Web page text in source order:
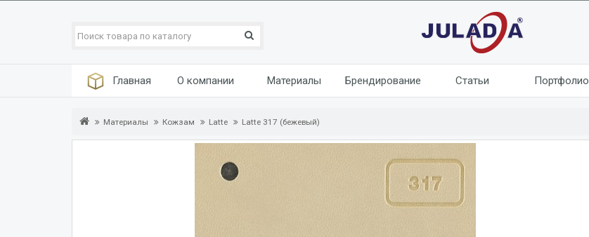
Главная О компании Материалы Брендирование Статьи Портфолио
Материалы Кожзам Latte Latte 317 (бежевый)